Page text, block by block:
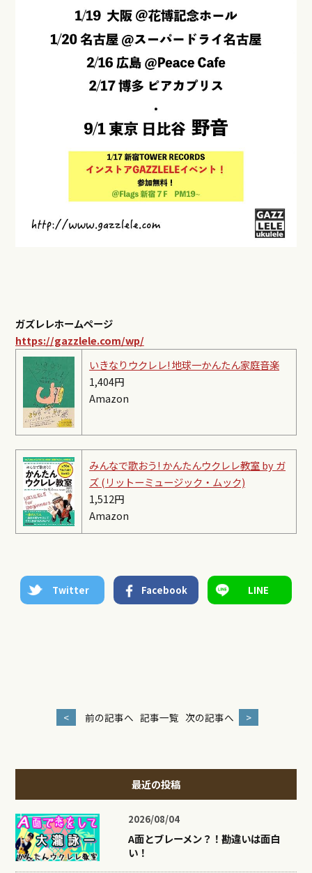
ガズレレホームページ
https://gazzlele.com/wp/
いきなりウクレレ! 地球一かんたん家庭音楽
1,404円
Amazon
みんなで歌おう! かんたんウクレレ教室 by ガ
ズ (リットーミュージック・ムック)
1,512円
Amazon
Twitter Facebook LINE
< 前の記事へ 記事一覧 次の記事へ >
最近の投稿
2026/08/04
A面とブレーメン？！勘違いは面白
い！